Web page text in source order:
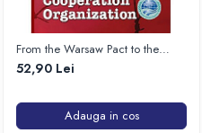
From the Warsaw Pact to the
Shanghai Cooperation
Organization
52,90 Lei
Adauga in cos